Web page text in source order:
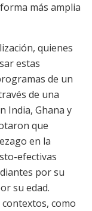
más amplia
quienes
estas
de un
de una
India, Ghana y
que
en la
efectivas
por su
su edad.
como